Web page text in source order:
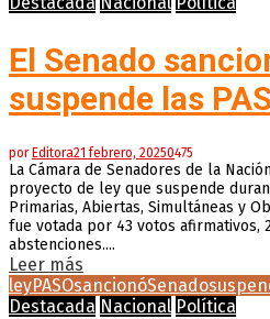
El Senado
suspende las
por Editora21 febrero, 20250475
La Cámara de Senadores de la
proyecto de ley que suspende
Primarias, Abiertas, Simultáneas y
fue votada por 43 votos afirmativos,
abstenciones....
Leer más
leyPASOsancionóSenado
Destacada Nacional Política